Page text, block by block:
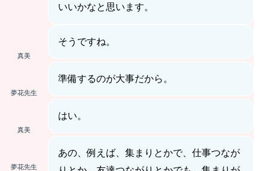
いいかなと思います。
真美
そうですね。
夢花先生
準備するのが大事だから。
真美
はい。
夢花先生
あの、例えば、集まりとかで、仕事つなが